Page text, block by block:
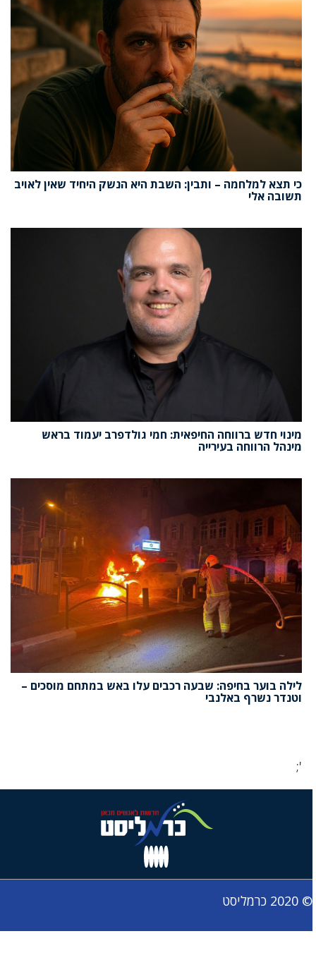
כי תצא למלחמה – ותבין: השבת היא הנשק היחיד שאין לאויב
תשובה אלי
מינוי חדש ברווחה החיפאית: חמי גולדפרב יעמוד בראש
מינהל הרווחה בעירייה
לילה בוער בחיפה: שבעה רכבים עלו באש במתחם מוסכים –
וטנדר נשרף באלנבי
';
© 2020 כרמליסט